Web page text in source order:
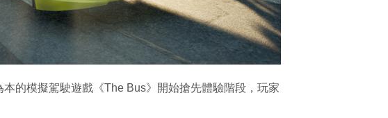
的模擬駕駛遊戲《The Bus》開始搶先體驗階段，玩家